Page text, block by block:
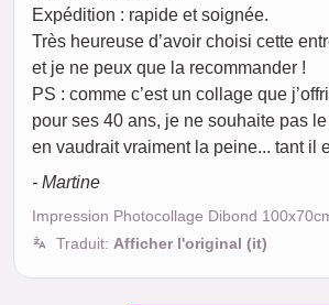
Expédition : rapide et soignée.
Très heureuse d’avoir choisi cette
et je ne peux que la recommander !
PS : comme c’est un collage que
pour ses 40 ans, je ne souhaite pas
en vaudrait vraiment la peine... tant il
- Martine
Impression Photocollage Dibond
Traduit: Afficher l'original (it)